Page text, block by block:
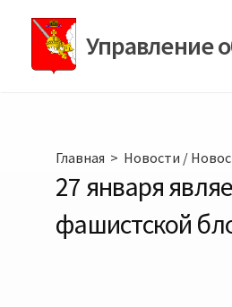
содержимомуУправление
Главная > Новости /
27 января
фашистской